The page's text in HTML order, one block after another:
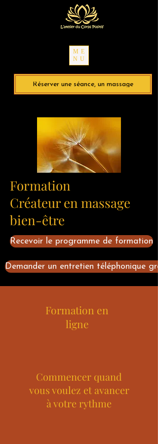
ME
NU
Réserver une séance, un massage
Formation
Créateur en massage
bien-être
Recevoir le programme de formation
Demander un entretien téléphonique
Formation en
ligne
Commencer quand
vous voulez et avancer
à votre rythme